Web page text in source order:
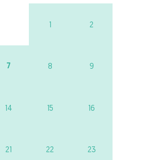
1 2
7 8 9
14 15 16
21 22 23